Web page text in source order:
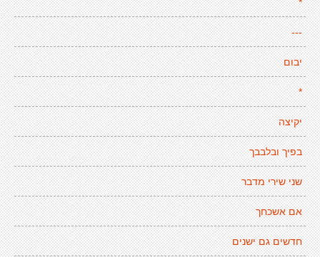
---
יבום
*
יקיצה
בפיך ובלבבך
שני שירי מדבר
אם אשכחך
חדשים גם ישנים